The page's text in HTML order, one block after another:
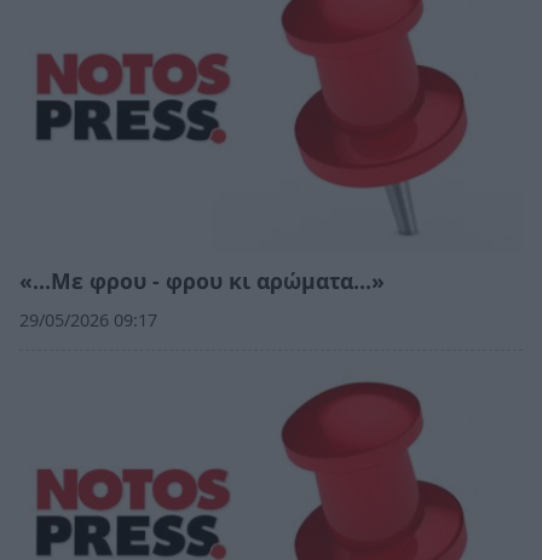
«…Με φρου - φρου κι αρώματα…»
29/05/2026 09:17